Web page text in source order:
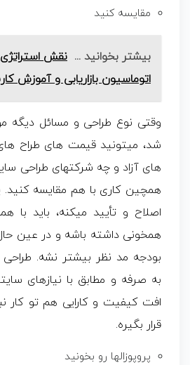
مقایسه کنید
بیشتر بخوانید ... نقش
اتوماسیون بازاریابی و آموزش
وقتی نوع طراحی و مسائل دیگه
شد، میتونید قیمت های طراح
های آزاد و چه شرکتهای طراحی
همچین کاری با هم مقایسه کنید.
اصلاح و تأیید میکنه، باید با
همخونی داشته باشه و در عین
بودجه مد نظر بیشتر نشه. طراحی
به صرفه و مطابق با نیازهای
افت کیفیت و کارایی هم تو کار
قرار بگیره.
پروپوزالها رو بخونید